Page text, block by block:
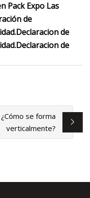
Pack Expo Las
de
.Declaracion de
.Declaracion de
¿Cómo se forma
verticalmente?